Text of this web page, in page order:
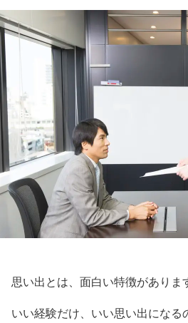
思い出とは、面白い特徴がありま
いい経験だけ、いい思い出になる